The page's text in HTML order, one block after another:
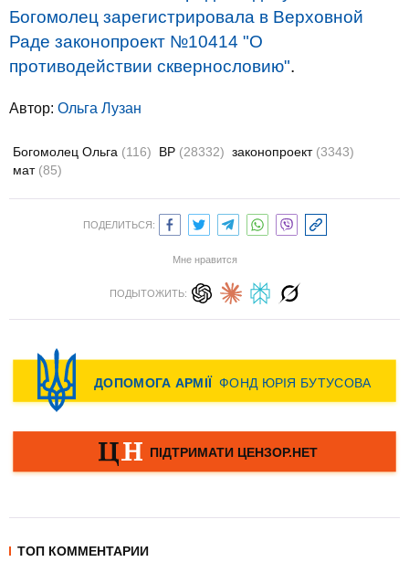
Богомолец зарегистрировала в Верховной
Раде законопроект №10414 "О
противодействии сквернословию".
Автор: Ольга Лузан
Богомолец Ольга (116) ВР (28332) законопроект (3343)
мат (85)
ПОДЕЛИТЬСЯ:
Мне нравится
ПОДЫТОЖИТЬ:
ТОП КОММЕНТАРИИ